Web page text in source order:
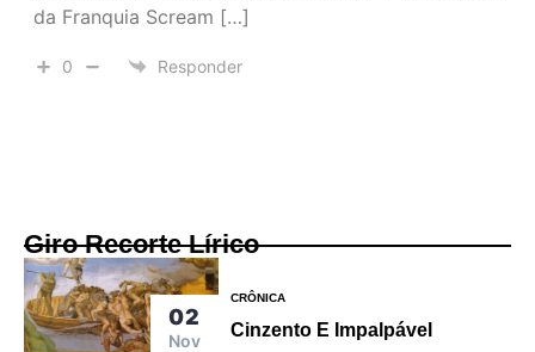
da Franquia Scream […]
0 Responder
Giro Recorte Lírico
02
Nov
CRÔNICA
Cinzento E Impalpável